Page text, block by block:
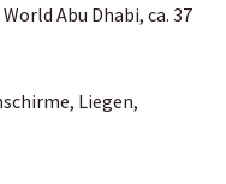
Abu Dhabi, ca. 37
Liegen,